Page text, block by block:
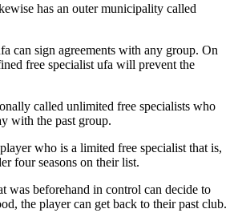
has an outer municipality called
can sign agreements with any group. On
free specialist ufa will prevent the
called unlimited free specialists who
with the past group.
who is a limited free specialist that is,
four seasons on their list.
was beforehand in control can decide to
the player can get back to their past club.